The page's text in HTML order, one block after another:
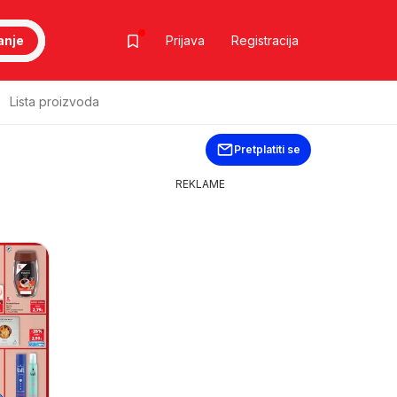
Prijava Registracija
Lista proizvoda
Pretplatiti se
REKLAME